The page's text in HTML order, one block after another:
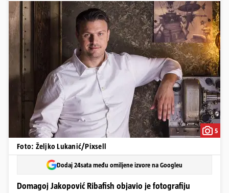
5
Foto: Željko Lukanić/Pixsell
Dodaj 24sata među omiljene izvore na Googleu
Domagoj Jakopović Ribafish objavio je fotografiju